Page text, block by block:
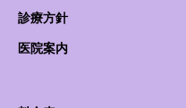
診療方針
医院案内